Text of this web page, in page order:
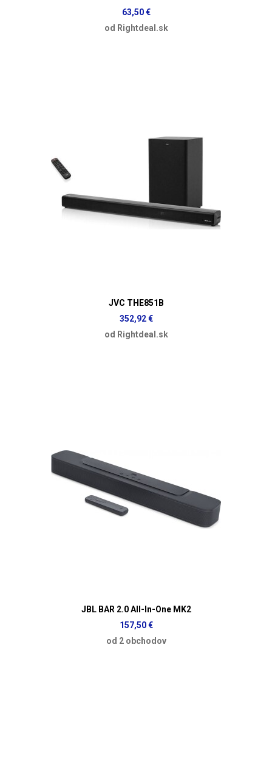
63,50 €
od Rightdeal.sk
JVC THE851B
352,92 €
od Rightdeal.sk
JBL BAR 2.0 All-In-One MK2
157,50 €
od 2 obchodov